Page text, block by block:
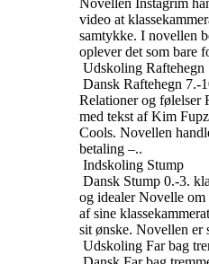
Novellen Instagrim
video at
samtykke. I novellen
oplever det som bare
Udskoling Raftehegn
Dansk Raftehegn 7.-
Relationer og følelser
med tekst af Kim
Cools. Novellen
betaling –..
Indskoling Stump
Dansk Stump 0.-3.
og idealer Novelle om
af sine
sit ønske. Novellen er
Udskoling Far bag